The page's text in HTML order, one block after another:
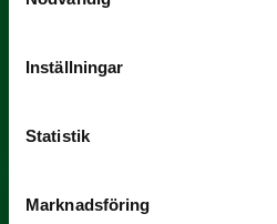
Inställningar
Statistik
Marknadsföring
3 JULI